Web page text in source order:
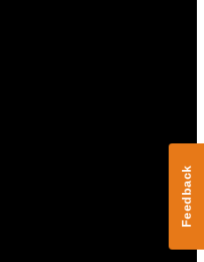
Feedback